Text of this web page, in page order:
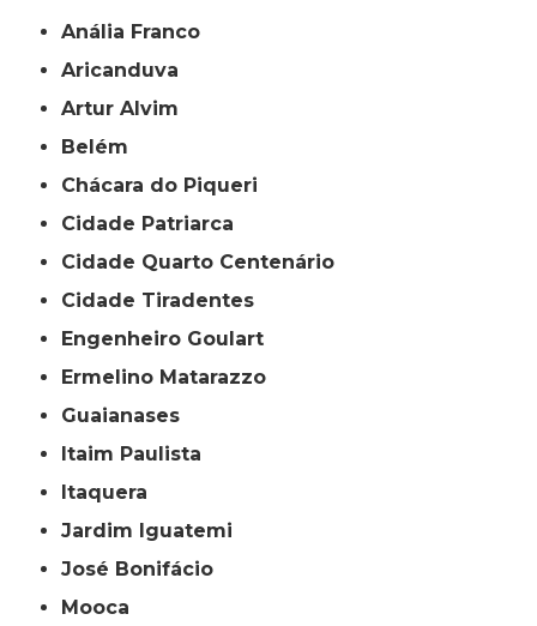
Anália Franco
Aricanduva
Artur Alvim
Belém
Chácara do Piqueri
Cidade Patriarca
Cidade Quarto Centenário
Cidade Tiradentes
Engenheiro Goulart
Ermelino Matarazzo
Guaianases
Itaim Paulista
Itaquera
Jardim Iguatemi
José Bonifácio
Mooca